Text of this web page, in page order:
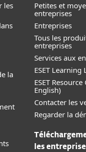
les
la
Petites et
entreprises
Entreprises
Tous les
entreprises
Services aux
ESET Learning
ESET
English)
Contacter les
Regarder la
les